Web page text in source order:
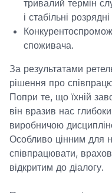
тривалий термін
і стабільні
споживача.
За результатами
рішення про
Попри те, що їхній
він вразив нас
виробничою
Особливо цінним для
співпрацювати,
відкритим до діалогу.